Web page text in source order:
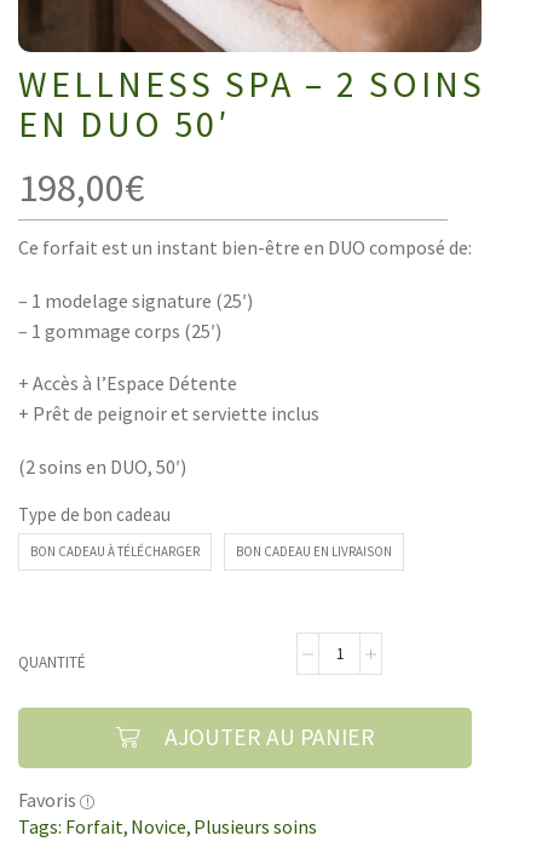
WELLNESS SPA – 2 SOINS
EN DUO 50′
198,00€
Ce forfait est un instant bien-être en DUO composé de:
– 1 modelage signature (25′)
– 1 gommage corps (25′)
+ Accès à l’Espace Détente
+ Prêt de peignoir et serviette inclus
(2 soins en DUO, 50′)
Type de bon cadeau
BON CADEAU À TÉLÉCHARGER BON CADEAU EN LIVRAISON
QUANTITÉ
AJOUTER AU PANIER
Favoris
Tags: Forfait, Novice, Plusieurs soins